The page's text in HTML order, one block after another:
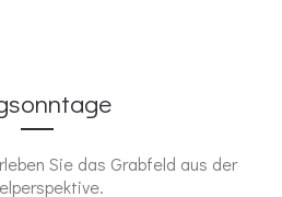
Sie das Grabfeld aus der